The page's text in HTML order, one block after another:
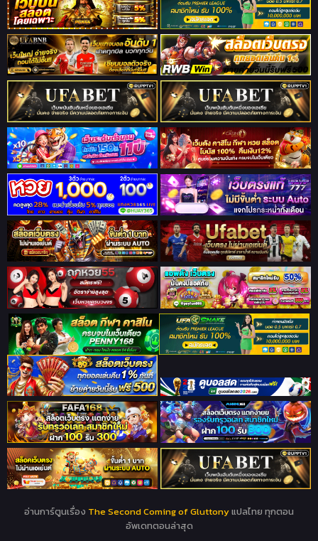
อ่านการ์ตูนเรื่อง The Second Coming of Gluttonyแปลไทย ทุกตอน
อัพเดทตอนล่าสุด